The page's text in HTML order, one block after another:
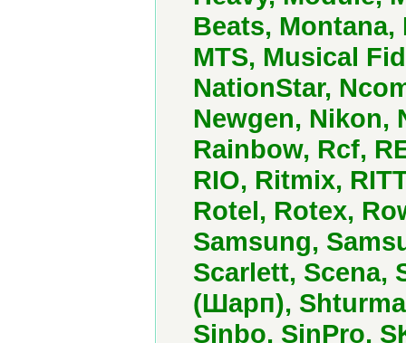
Beats, Montana,
MTS, Musical
NationStar,
Newgen, Nikon,
Rainbow, Rcf,
RIO, Ritmix,
Rotel, Rotex,
Samsung,
Scarlett, Scena,
(Шарп),
Sinbo, SinPro,